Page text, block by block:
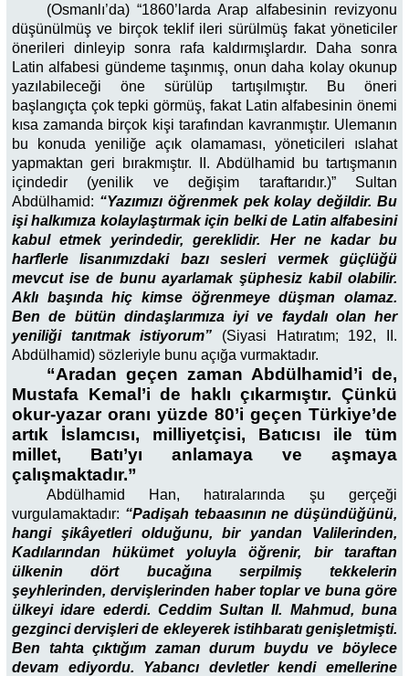
(Osmanlı’da) “1860’larda Arap alfabesinin revizyonu
düşünülmüş ve birçok teklif ileri sürülmüş fakat yöneticiler
önerileri dinleyip sonra rafa kaldırmışlardır. Daha sonra
Latin alfabesi gündeme taşınmış, onun daha kolay okunup
yazılabileceği öne sürülüp tartışılmıştır. Bu öneri
başlangıçta çok tepki görmüş, fakat Latin alfabesinin önemi
kısa zamanda birçok kişi tarafından kavranmıştır. Ulemanın
bu konuda yeniliğe açık olamaması, yöneticileri ıslahat
yapmaktan geri bırakmıştır. II. Abdülhamid bu tartışmanın
içindedir (yenilik ve değişim taraftarıdır.)” Sultan
Abdülhamid: “Yazımızı öğrenmek pek kolay değildir. Bu
işi halkımıza kolaylaştırmak için belki de Latin alfabesini
kabul etmek yerindedir, gereklidir. Her ne kadar bu
harflerle lisanımızdaki bazı sesleri vermek güçlüğü
mevcut ise de bunu ayarlamak şüphesiz kabil olabilir.
Aklı başında hiç kimse öğrenmeye düşman olamaz.
Ben de bütün dindaşlarımıza iyi ve faydalı olan her
yeniliği tanıtmak istiyorum” (Siyasi Hatıratım; 192, II.
Abdülhamid) sözleriyle bunu açığa vurmaktadır.
“Aradan geçen zaman Abdülhamid’i de,
Mustafa Kemal’i de haklı çıkarmıştır. Çünkü
okur-yazar oranı yüzde 80’i geçen Türkiye’de
artık İslamcısı, milliyetçisi, Batıcısı ile tüm
millet, Batı’yı anlamaya ve aşmaya
çalışmaktadır.”
Abdülhamid Han, hatıralarında şu gerçeği
vurgulamaktadır: “Padişah tebaasının ne düşündüğünü,
hangi şikâyetleri olduğunu, bir yandan Valilerinden,
Kadılarından hükümet yoluyla öğrenir, bir taraftan
ülkenin dört bucağına serpilmiş tekkelerin
şeyhlerinden, dervişlerinden haber toplar ve buna göre
ülkeyi idare ederdi. Ceddim Sultan II. Mahmud, buna
gezginci dervişleri de ekleyerek istihbaratı genişletmişti.
Ben tahta çıktığım zaman durum buydu ve böylece
devam ediyordu. Yabancı devletler kendi emellerine